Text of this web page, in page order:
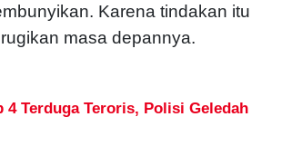
Karena tindakan itu
masa depannya.
4 Terduga Teroris, Polisi Geledah